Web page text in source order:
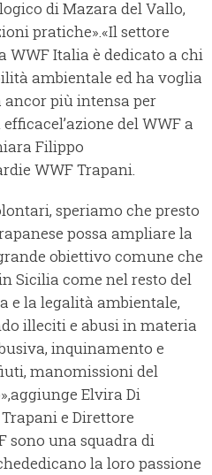
di Mazara del Vallo,
pratiche».«Il settore
Italia è dedicato a chi
ambientale ed ha voglia
più intensa per
del WWF a
Filippo
WWF Trapani.
speriamo che presto
possa ampliare la
obiettivo comune che
Sicilia come nel resto del
e la legalità ambientale,
illeciti e abusi in materia
inquinamento e
manomissioni del
Elvira Di
e Direttore
sono una squadra di
la loro passione